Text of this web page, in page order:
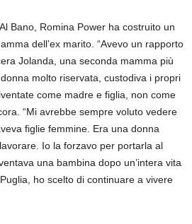
Bano, Romina Power ha costruito un
dell’ex marito. “Avevo un rapporto
Jolanda, una seconda mamma più
molto riservata, custodiva i propri
come madre e figlia, non come
“Mi avrebbe sempre voluto vedere
figlie femmine. Era una donna
Io la forzavo per portarla al
una bambina dopo un’intera vita
ho scelto di continuare a vivere